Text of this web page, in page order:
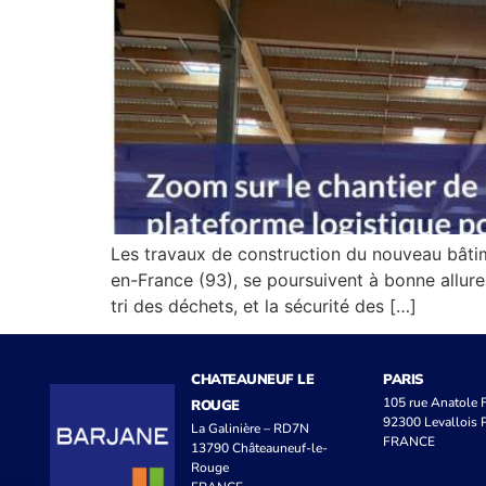
Les travaux de construction du nouveau
en-France (93), se poursuivent à bonne
tri des déchets, et la sécurité des […]
CHATEAUNEUF LE
ROUGE
La Galinière – RD7N
13790 Châteauneuf-le-
Rouge
PARIS
105 rue Anatole
92300 Levallois
FRANCE